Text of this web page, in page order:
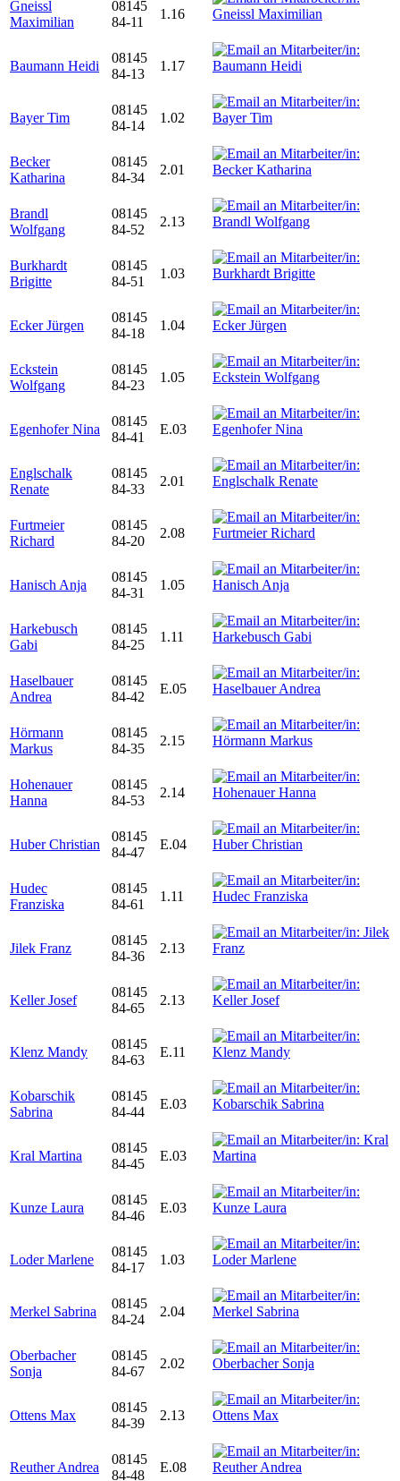
Gneissl
Maximilian
08145
84-11
1.16
Baumann Heidi
08145
84-13
1.17
Bayer Tim
08145
84-14
1.02
Becker
Katharina
08145
84-34
2.01
Brandl
Wolfgang
08145
84-52
2.13
Burkhardt
Brigitte
08145
84-51
1.03
Ecker Jürgen
08145
84-18
1.04
Eckstein
Wolfgang
08145
84-23
1.05
Egenhofer Nina
08145
84-41
E.03
Englschalk
Renate
08145
84-33
2.01
Furtmeier
Richard
08145
84-20
2.08
Hanisch Anja
08145
84-31
1.05
Harkebusch
Gabi
08145
84-25
1.11
Haselbauer
Andrea
08145
84-42
E.05
Hörmann
Markus
08145
84-35
2.15
Hohenauer
Hanna
08145
84-53
2.14
Huber Christian
08145
84-47
E.04
Hudec
Franziska
08145
84-61
1.11
Jilek Franz
08145
84-36
2.13
Keller Josef
08145
84-65
2.13
Klenz Mandy
08145
84-63
E.11
Kobarschik
Sabrina
08145
84-44
E.03
Kral Martina
08145
84-45
E.03
Kunze Laura
08145
84-46
E.03
Loder Marlene
08145
84-17
1.03
Merkel Sabrina
08145
84-24
2.04
Oberbacher
Sonja
08145
84-67
2.02
Ottens Max
08145
84-39
2.13
Reuther Andrea
08145
84-48
E.08